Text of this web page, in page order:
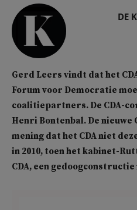
DE
Gerd Leers vindt dat het
Forum voor Democratie
coalitiepartners. De CDA-
Henri Bontenbal. De
mening dat het CDA niet
in 2010, toen het kabinet-
CDA, een gedoogconstructie